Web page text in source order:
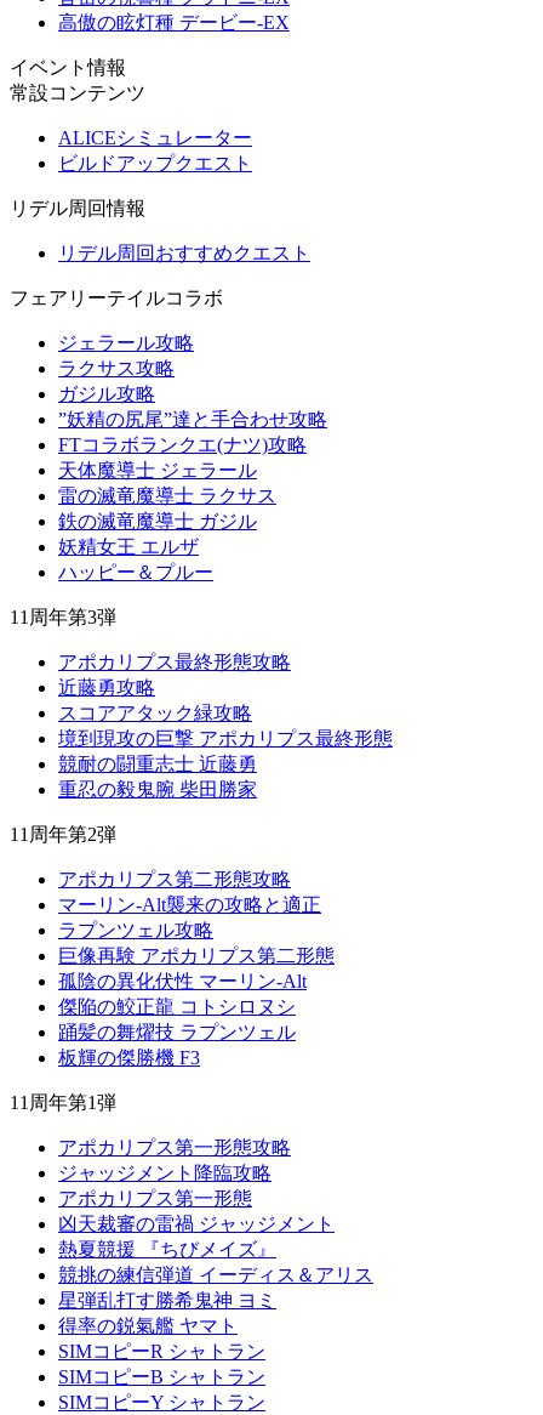
高傲の眩灯種 デービー-EX
イベント情報
常設コンテンツ
ALICEシミュレーター
ビルドアップクエスト
リデル周回情報
リデル周回おすすめクエスト
フェアリーテイルコラボ
ジェラール攻略
ラクサス攻略
ガジル攻略
”妖精の尻尾”達と手合わせ攻略
FTコラボランクエ(ナツ)攻略
天体魔導士 ジェラール
雷の滅竜魔導士 ラクサス
鉄の滅竜魔導士 ガジル
妖精女王 エルザ
ハッピー＆プルー
11周年第3弾
アポカリプス最終形態攻略
近藤勇攻略
スコアアタック緑攻略
境到現攻の巨撃 アポカリプス最終形態
競耐の闘重志士 近藤勇
重忍の毅鬼腕 柴田勝家
11周年第2弾
アポカリプス第二形態攻略
マーリン-Alt襲来の攻略と適正
ラプンツェル攻略
巨像再験 アポカリプス第二形態
孤陰の異化伏性 マーリン-Alt
傑陥の鮫正龍 コトシロヌシ
踊髪の舞燿技 ラプンツェル
板輝の傑勝機 F3
11周年第1弾
アポカリプス第一形態攻略
ジャッジメント降臨攻略
アポカリプス第一形態
凶天裁審の雷禍 ジャッジメント
熱夏競援 『ちびメイズ』
競挑の練信弾道 イーディス＆アリス
星弾乱打す勝希鬼神 ヨミ
得率の鋭氣艦 ヤマト
SIMコピーR シャトラン
SIMコピーB シャトラン
SIMコピーY シャトラン